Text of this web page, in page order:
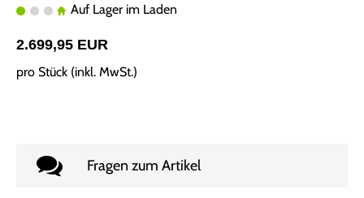
Auf Lager im Laden
2.699,95 EUR
pro Stück (inkl. MwSt.)
Fragen zum Artikel